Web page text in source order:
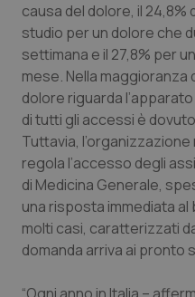
Veneto
Oncoematologia
Oncologia &
Psoriasi & pelle
Quotidiano
Quotidiano
Quotidiano
causa del dolore, il
studio per un dolore che
settimana e il 27,8% per
mese. Nella maggioranza
dolore riguarda
di tutti gli accessi è
Tuttavia,
regola l’accesso degli
di Medicina Generale,
una risposta immediata
molti casi, caratterizzati
domanda arriva ai pronto